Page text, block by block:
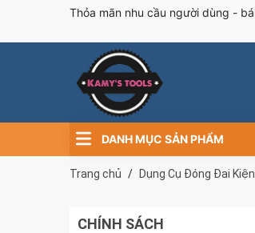
Thỏa mãn nhu cầu người dùng -
DANH MỤC SẢN PHẨM
Trang chủ Dụng Cụ Đóng Đai
CHÍNH SÁCH